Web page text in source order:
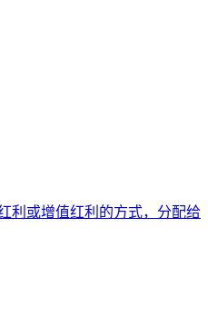
利或增值红利的方式，分配给